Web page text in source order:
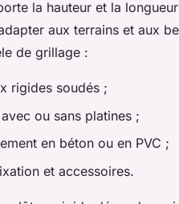
la hauteur et la
aux terrains et aux
de grillage :
rigides soudés ;
ou sans platines ;
en béton ou en PVC ;
et accessoires.